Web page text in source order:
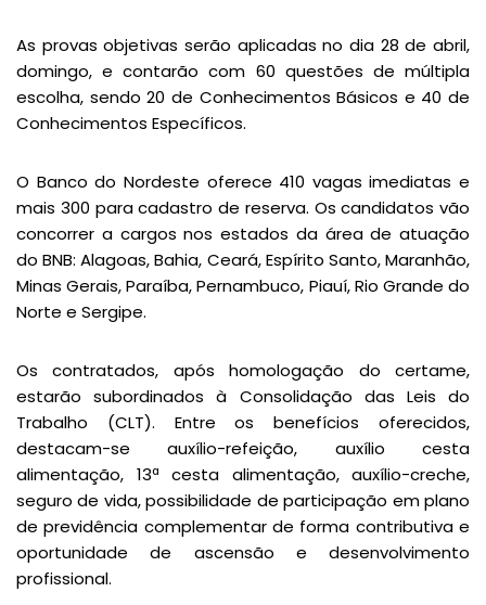
As provas objetivas serão aplicadas no dia 28 de abril,
domingo, e contarão com 60 questões de múltipla
escolha, sendo 20 de Conhecimentos Básicos e 40 de
Conhecimentos Específicos.
O Banco do Nordeste oferece 410 vagas imediatas e
mais 300 para cadastro de reserva. Os candidatos vão
concorrer a cargos nos estados da área de atuação
do BNB: Alagoas, Bahia, Ceará, Espírito Santo, Maranhão,
Minas Gerais, Paraíba, Pernambuco, Piauí, Rio Grande do
Norte e Sergipe.
Os contratados, após homologação do certame,
estarão subordinados à Consolidação das Leis do
Trabalho (CLT). Entre os benefícios oferecidos,
destacam-se auxílio-refeição, auxílio cesta
alimentação, 13ª cesta alimentação, auxílio-creche,
seguro de vida, possibilidade de participação em plano
de previdência complementar de forma contributiva e
oportunidade de ascensão e desenvolvimento
profissional.